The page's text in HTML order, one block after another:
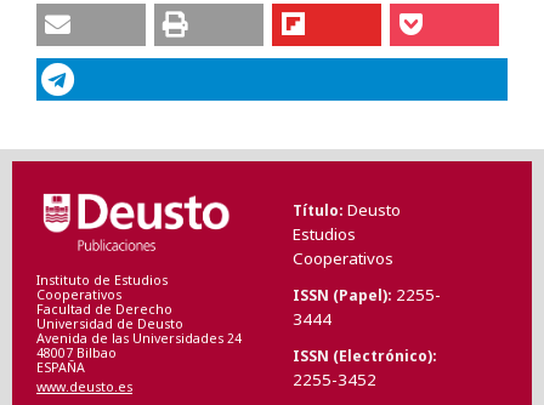
Instituto de Estudios
Cooperativos
Facultad de Derecho
Universidad de Deusto
Avenida de las Universidades 24
48007 Bilbao
ESPAÑA
www.deusto.es
Título Deusto
Estudios
Cooperativos
ISSN (Papel) 2255-
3444
ISSN (Electrónico)
2255-3452